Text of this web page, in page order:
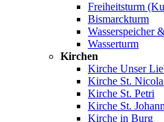
Freiheitsturm
Bismarckturm
Wasserspeicher
Wasserturm
Kirchen
Kirche Unser
Kirche St.
Kirche St. Petri
Kirche St.
Kirche in Burg